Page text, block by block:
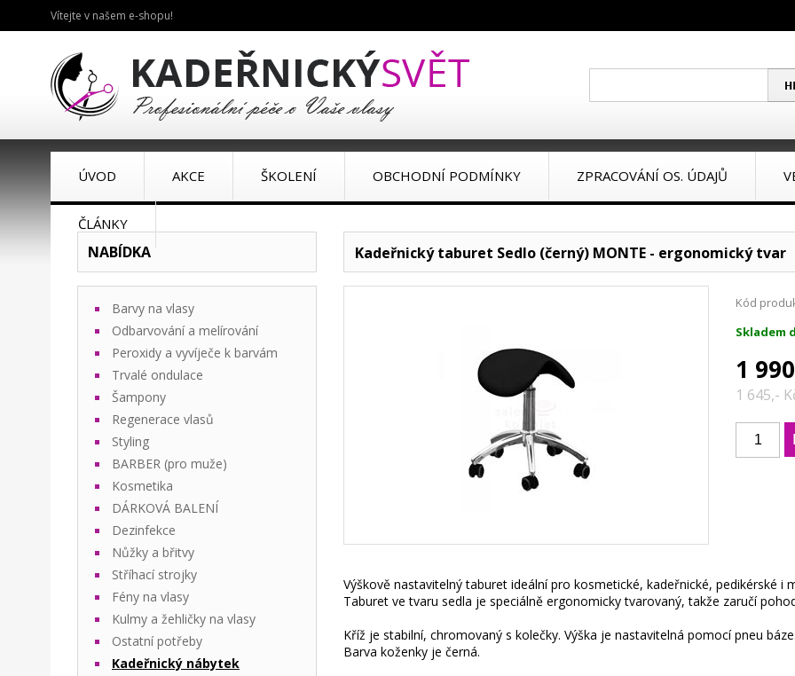
Vítejte v našem e-shopu!
ÚVOD AKCE ŠKOLENÍ OBCHODNÍ PODMÍNKY ZPRACOVÁNÍ OS. ÚDAJŮ
ČLÁNKY
NABÍDKA
Barvy na vlasy
Odbarvování a melírování
Peroxidy a vyvíječe k barvám
Trvalé ondulace
Šampony
Regenerace vlasů
Styling
BARBER (pro muže)
Kosmetika
DÁRKOVÁ BALENÍ
Dezinfekce
Nůžky a břitvy
Stříhací strojky
Fény na vlasy
Kulmy a žehličky na vlasy
Ostatní potřeby
Kadeřnický nábytek
Kadeřnický taburet Sedlo (černý) MONTE - ergonomický tvar
Kód
Skladem
1
1 645,-
Výškově nastavitelný taburet ideální pro kosmetické, kadeřnické, pedikérské i
Taburet ve tvaru sedla je speciálně ergonomicky tvarovaný, takže zaručí
Kříž je stabilní, chromovaný s kolečky. Výška je nastavitelná pomocí pneu
Barva koženky je černá.